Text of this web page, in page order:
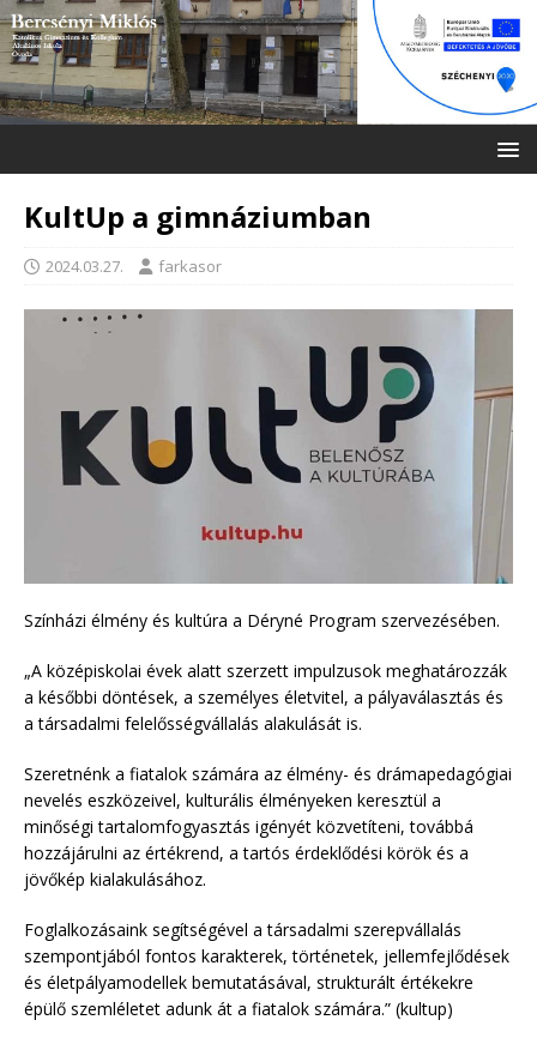
KultUp a gimnáziumban
2024.03.27. farkasor
Színházi élmény és kultúra a Déryné Program szervezésében.
„A középiskolai évek alatt szerzett impulzusok meghatározzák
a későbbi döntések, a személyes életvitel, a pályaválasztás és
a társadalmi felelősségvállalás alakulását is.
Szeretnénk a fiatalok számára az élmény- és drámapedagógiai
nevelés eszközeivel, kulturális élményeken keresztül a
minőségi tartalomfogyasztás igényét közvetíteni, továbbá
hozzájárulni az értékrend, a tartós érdeklődési körök és a
jövőkép kialakulásához.
Foglalkozásaink segítségével a társadalmi szerepvállalás
szempontjából fontos karakterek, történetek, jellemfejlődések
és életpályamodellek bemutatásával, strukturált értékekre
épülő szemléletet adunk át a fiatalok számára.” (kultup)